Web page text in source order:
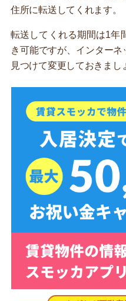
住所に転送してくれます。
転送してくれる期間は1年
き可能ですが、インター
見つけて変更しておきまし